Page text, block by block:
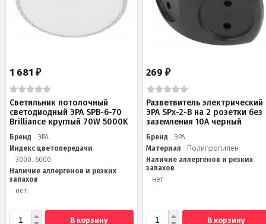
1 681 ₽
Светильник потолочный
светодиодный ЭРА SPB-6-70
Brilliance круглый 70W 5000K
Бренд
ЭРА
Индекс цветопередачи
3000...6000
Наличие аллергенов и резких
запахов
нет
В корзину
269₽
Разветвитель электрический
ЭРА SPx-2-B на 2 розетки без
заземления 10А черный
Бренд
ЭРА
Материал
Полипропилен
Наличие аллергенов и резких
запахов
нет
В корзину